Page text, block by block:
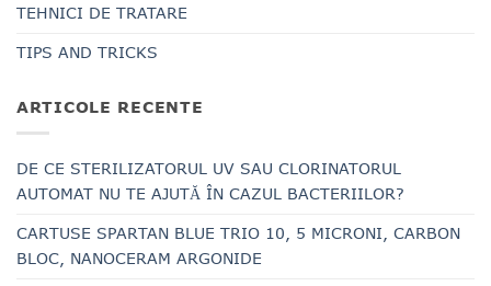
TEHNICI DE TRATARE
TIPS AND TRICKS
ARTICOLE RECENTE
DE CE STERILIZATORUL UV SAU CLORINATORUL
AUTOMAT NU TE AJUTĂ ÎN CAZUL BACTERIILOR?
CARTUSE SPARTAN BLUE TRIO 10, 5 MICRONI, CARBON
BLOC, NANOCERAM ARGONIDE